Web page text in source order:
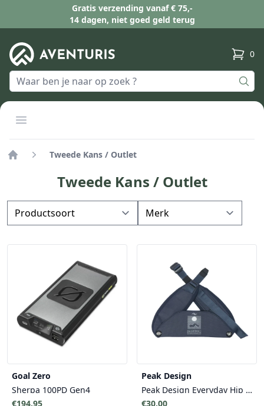
Gratis verzending vanaf € 75,-
14 dagen, niet goed geld terug
0
Open menu
Tweede Kans / Outlet
Tweede Kans / Outlet
Goal Zero
Sherpa 100PD Gen4
€194,95
Peak Design
Peak Design Everyday Hip Belt v2 - Heupriem voor Rugzak v2 Zip Rugzak
€30,00